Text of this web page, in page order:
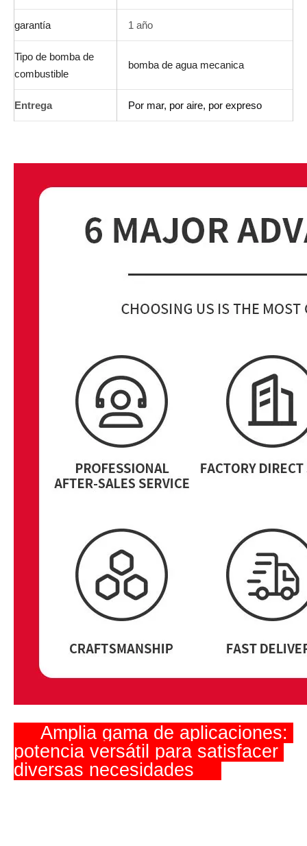
garantía 1 año
Tipo de bomba de
combustible
bomba de agua mecanica
Entrega Por mar, por aire, por expreso
potencia versátil para satisfacer
diversas necesidades